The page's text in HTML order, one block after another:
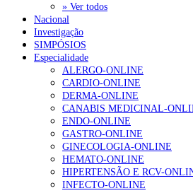
» Ver todos
Nacional
Investigação
SIMPÓSIOS
Especialidade
ALERGO-ONLINE
CARDIO-ONLINE
DERMA-ONLINE
CANABIS MEDICINAL-
ENDO-ONLINE
GASTRO-ONLINE
GINECOLOGIA-ONLINE
HEMATO-ONLINE
HIPERTENSÃO E RCV-
INFECTO-ONLINE